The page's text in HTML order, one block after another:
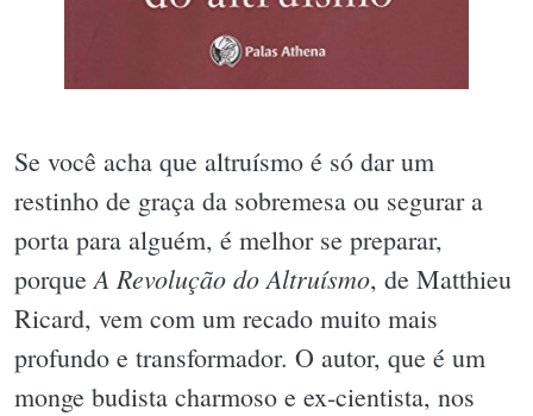
Se você acha que altruísmo é só dar um
restinho de graça da sobremesa ou segurar a
porta para alguém, é melhor se preparar,
porque A Revolução do Altruísmo, de Matthieu
Ricard, vem com um recado muito mais
profundo e transformador. O autor, que é um
monge budista charmoso e ex-cientista, nos